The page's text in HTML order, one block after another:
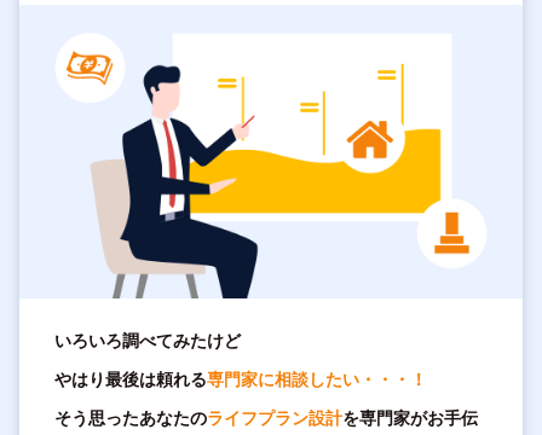
いろいろ調べてみたけど
やはり最後は頼れる専門家に相談したい・・・！
そう思ったあなたのライフプラン設計を専門家がお手伝